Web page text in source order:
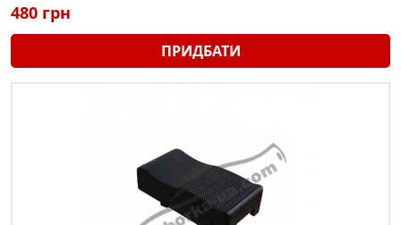
480 грн
ПРИДБАТИ